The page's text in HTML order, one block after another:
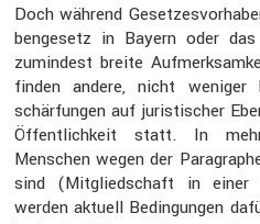
Doch während
ben­ge­setz in Bayern oder
zumin­dest breite
finden andere, nicht weniger
schär­fungen auf juris­ti­scher
Öffent­lich­keit statt. In
Menschen wegen der
sind (Mitglied­schaft in einer
werden aktuell Bedin­gungen